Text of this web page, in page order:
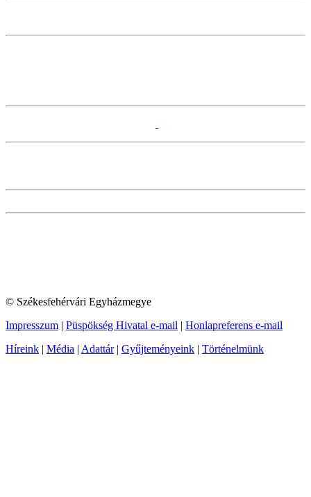
© Székesfehérvári Egyházmegye
Impresszum | Püspökség Hivatal e-mail | Honlapreferens e-mail
Híreink | Média | Adattár| Gyűjteményeink | Történelmünk